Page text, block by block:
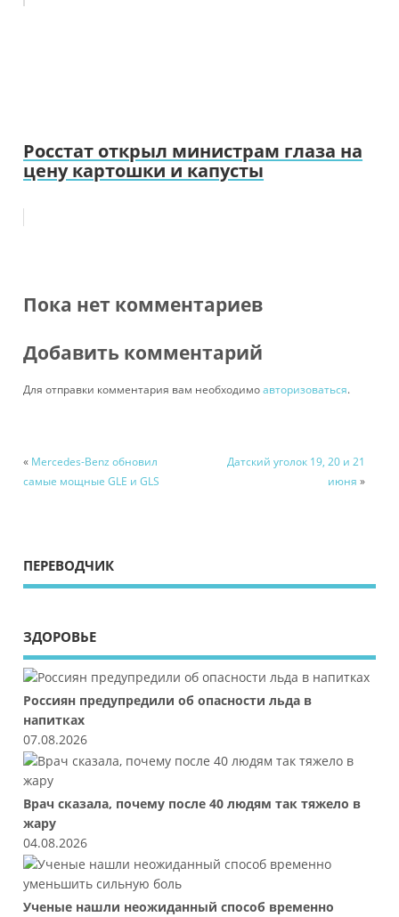
Росстат открыл министрам глаза на
цену картошки и капусты
Пока нет комментариев
Добавить комментарий
Для отправки комментария вам необходимоавторизоваться.
« Mercedes-Benz обновил
самые мощные GLE и GLS
Датский уголок 19, 20 и 21
июня »
ПЕРЕВОДЧИК
ЗДОРОВЬЕ
Россиян предупредили об опасности льда в
напитках
07.08.2026
Врач сказала, почему после 40 людям так тяжело в
жару
04.08.2026
Ученые нашли неожиданный способ временно